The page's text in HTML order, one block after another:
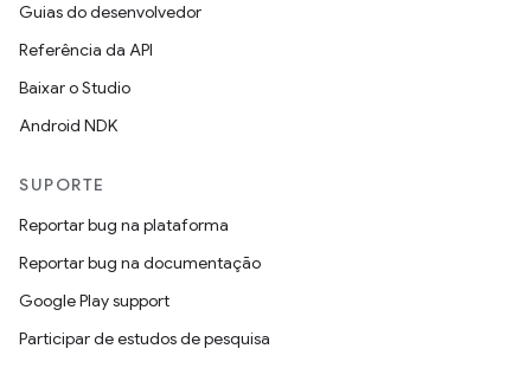
Guias do desenvolvedor
Referência da API
Baixar o Studio
Android NDK
SUPORTE
Reportar bug na plataforma
Reportar bug na documentação
Google Play support
Participar de estudos de pesquisa